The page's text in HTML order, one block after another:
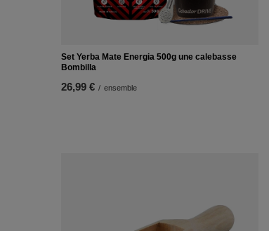
Set Yerba Mate Energia 500g une calebasse
Bombilla
26,99 € / ensemble